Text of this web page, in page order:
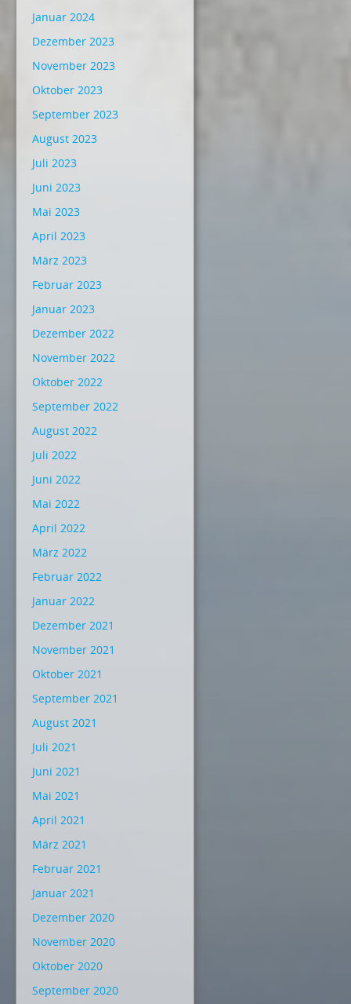
Januar 2024
Dezember 2023
November 2023
Oktober 2023
September 2023
August 2023
Juli 2023
Juni 2023
Mai 2023
April 2023
März 2023
Februar 2023
Januar 2023
Dezember 2022
November 2022
Oktober 2022
September 2022
August 2022
Juli 2022
Juni 2022
Mai 2022
April 2022
März 2022
Februar 2022
Januar 2022
Dezember 2021
November 2021
Oktober 2021
September 2021
August 2021
Juli 2021
Juni 2021
Mai 2021
April 2021
März 2021
Februar 2021
Januar 2021
Dezember 2020
November 2020
Oktober 2020
September 2020